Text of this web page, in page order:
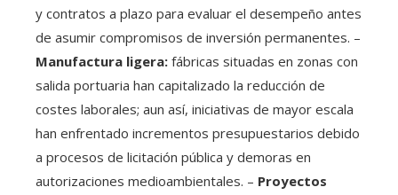
y contratos a plazo para evaluar el desempeño antes
de asumir compromisos de inversión permanentes. –
Manufactura ligera: fábricas situadas en zonas con
salida portuaria han capitalizado la reducción de
costes laborales; aun así, iniciativas de mayor escala
han enfrentado incrementos presupuestarios debido
a procesos de licitación pública y demoras en
autorizaciones medioambientales. – Proyectos